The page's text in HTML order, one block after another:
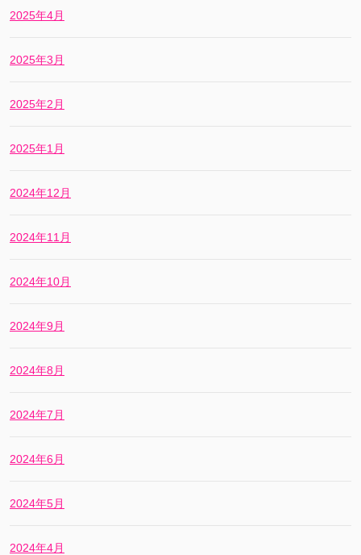
2025年4月
2025年3月
2025年2月
2025年1月
2024年12月
2024年11月
2024年10月
2024年9月
2024年8月
2024年7月
2024年6月
2024年5月
2024年4月